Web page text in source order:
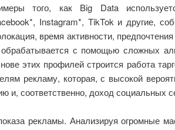
того, как Big Data
Instagram*, TikTok и другие,
время активности,
с помощью сложных
этих профилей строится работа
рекламу, которая, с высокой
и, соответственно, доход социальных
рекламы. Анализируя огромные